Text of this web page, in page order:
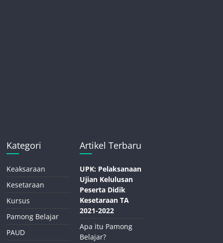
Kategori
Keaksaraan
Kesetaraan
Kursus
Pamong Belajar
PAUD
Artikel Terbaru
UPK: Pelaksanaan
Ujian Kelulusan
Peserta Didik
Kesetaraan TA
2021-2022
Apa itu Pamong
Belajar?